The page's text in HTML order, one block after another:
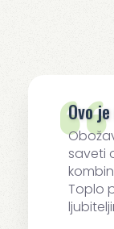
Ovo
saveti
Toplo